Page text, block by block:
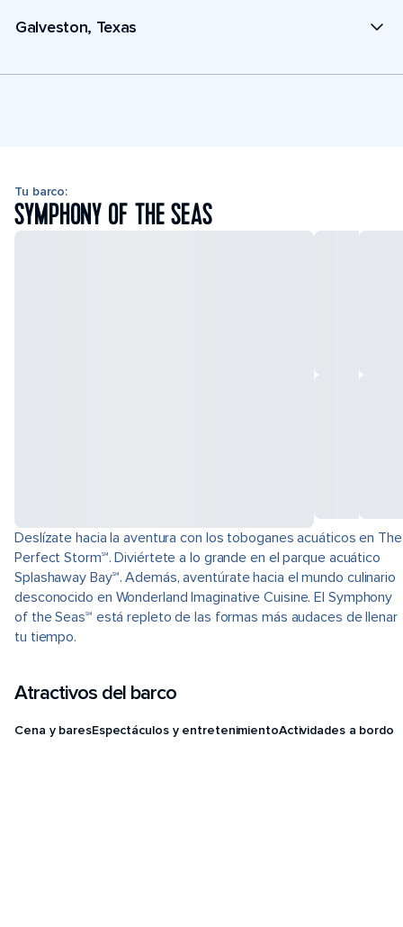
Galveston, Texas
Tu barco:
SYMPHONY OF THE SEAS
Deslízate hacia la aventura con los toboganes acuáticos en The
Perfect Storm℠. Diviértete a lo grande en el parque acuático
Splashaway Bay℠. Además, aventúrate hacia el mundo culinario
desconocido en Wonderland Imaginative Cuisine. El Symphony
of the Seas℠ está repleto de las formas más audaces de llenar
tu tiempo.
Atractivos del barco
Cena y baresEspectáculos y entretenimientoActividades a bordo